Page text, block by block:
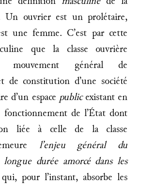
Un ouvrier est un prolétaire,
une femme. C’est par cette
que la classe ouvrière
mouvement général de
de constitution d’une société
d’un espace publicexistant en
fonctionnement de l’État dont
liée à celle de la classe
l’enjeu général du
durée amorcé dans les
pour l’instant, absorbe les